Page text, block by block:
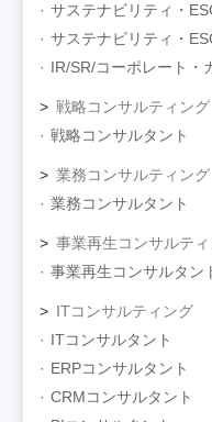
サステナビリティ・
サステナビリティ・
IR/SR/コーポレート・
戦略コンサルティング
戦略コンサルタント
業務コンサルティング
業務コンサルタント
事業再生コンサルテ
事業再生コンサルタン
ITコンサルティング
ITコンサルタント
ERPコンサルタント
CRMコンサルタント